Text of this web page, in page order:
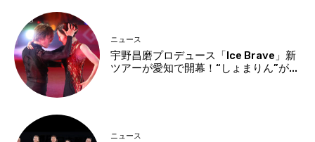
ニュース
宇野昌磨プロデュース「Ice Brave」新
ツアーが愛知で開幕！“しょまりん”が...
ニュース